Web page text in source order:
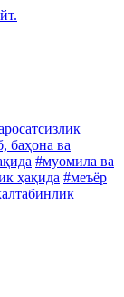
баҳона ва
#муомила ва
ҳақида #меъёр